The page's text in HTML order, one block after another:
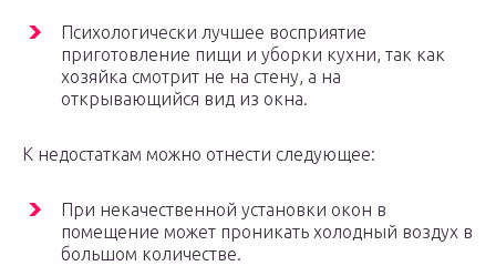
Психологически лучшее восприятие
приготовление пищи и уборки кухни, так как
хозяйка смотрит не на стену, а на
открывающийся вид из окна.
К недостаткам можно отнести следующее:
При некачественной установки окон в
помещение может проникать холодный воздух в
большом количестве.